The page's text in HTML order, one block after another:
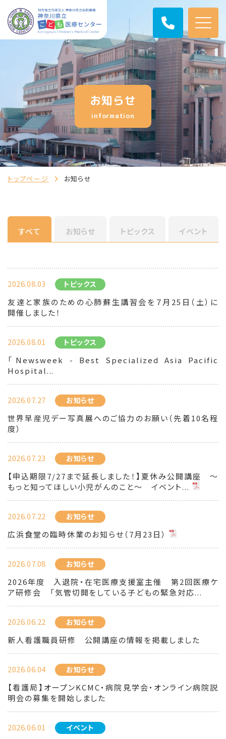
お知らせ
information
トップページ お知らせ
すべて お知らせ トピックス イベント
2026.08.03 トピックス
友達と家族のための心肺蘇生講習会を７月25日（土）に
開催しました！
2026.08.01 トピックス
「Newsweek - Best Specialized Asia Pacific
Hospital...
2026.07.27 お知らせ
世界早産児デー写真展へのご協力のお願い（先着10名程
度）
2026.07.23 お知らせ
【申込期限7/27まで延長しました！】夏休み公開講座 ～
もっと知ってほしい小児がんのこと～ イベント...
2026.07.22 お知らせ
広浜食堂の臨時休業のお知らせ（7月23日）
2026.07.08 お知らせ
2026年度 入退院・在宅医療支援室主催 第2回医療ケ
ア研修会 「気管切開をしている子どもの緊急対応...
2026.06.22 お知らせ
新人看護職員研修 公開講座の情報を掲載しました
2026.06.04 お知らせ
【看護局】オープンKCMC・病院見学会・オンライン病院説
明会の募集を開始しました
2026.06.01 イベント